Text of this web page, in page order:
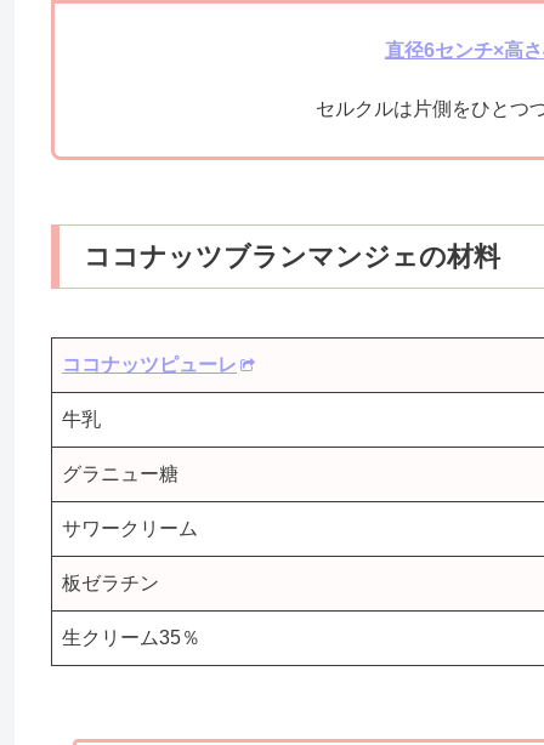
直径6センチ×高
セルクルは片側をひとつ
ココナッツブランマンジェの材料
ココナッツピューレ
牛乳
グラニュー糖
サワークリーム
板ゼラチン
生クリーム35％